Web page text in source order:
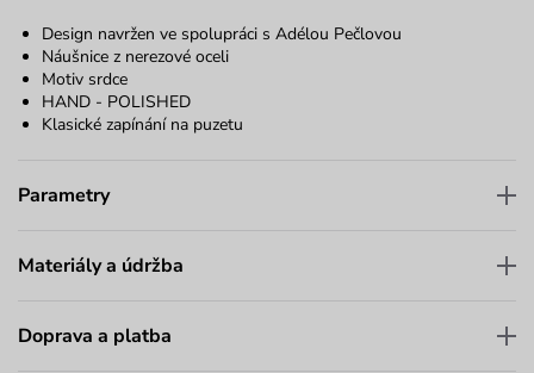
Design navržen ve spolupráci s Adélou Pečlovou
Náušnice z nerezové oceli
Motiv srdce
HAND - POLISHED
Klasické zapínání na puzetu
Parametry
Materiály a údržba
Doprava a platba